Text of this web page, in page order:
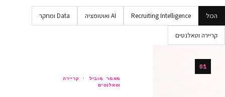
Recruiting AI ואוטומציה Data ומחקר
קריירה